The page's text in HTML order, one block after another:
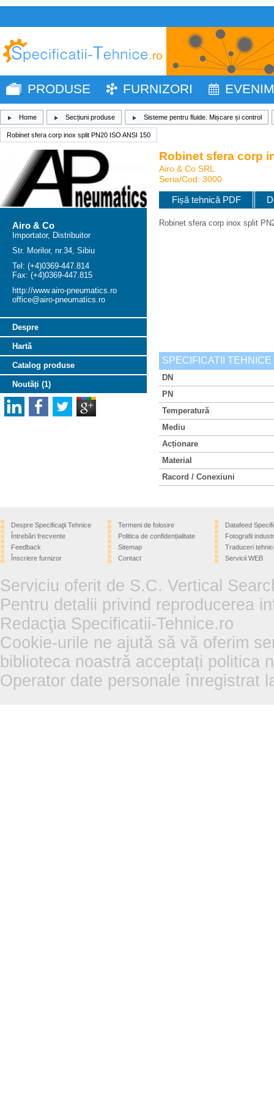
PRODUSE FURNIZORI
Home Secțiuni produse Sisteme pentru fluide. Mișcare și control
Robinet sfera corp inox split PN20 ISO ANSI 150
Airo & Co
Importator, Distribuitor
Str. Morilor, nr.34, Sibiu
Tel: (+4)0369-447.814
Fax: (+4)0369-447.815
http://www.airo-pneumatics.ro
office@airo-pneumatics.ro
Despre
Hartă
Catalog produse
Noutăți (1)
Robinet sfera corp
Airo & Co SRL
Seria/Cod: 3000
Fișă tehnică PDF
Robinet sfera corp inox split
SPECIFICATII TEHNICE
DN
PN
Temperatură
Mediu
Acționare
Material
Racord / Conexiuni
Despre Specificaţii Tehnice
Întrebări frecvente
Feedback
Înscriere furnizor
Termeni de folosire
Politica de confidențialitate
Sitemap
Contact
Datafeed
Fotografii
Traduceri
Servicii WEB
Serviciu oferit de S.C. Vertical
Pentru detalii privind reproducerea
Redacţia Specificatii-Tehnice.ro
Cookie-urile ne ajută să vă oferim
biblioteca noastră acceptați politica
Operator date personale înregistrat